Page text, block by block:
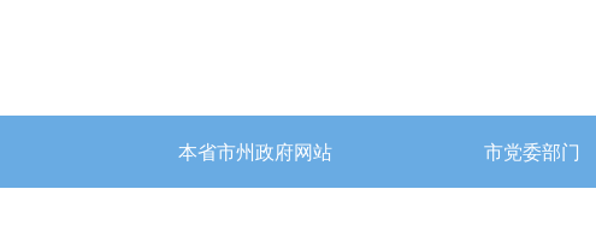
本省市州政府网站 市党委部门